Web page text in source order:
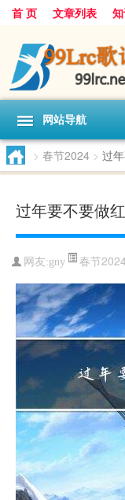
首 页 文章列表
网站导航
> 春节2024 > 过
过年要不要做
网友:gny 春节2024